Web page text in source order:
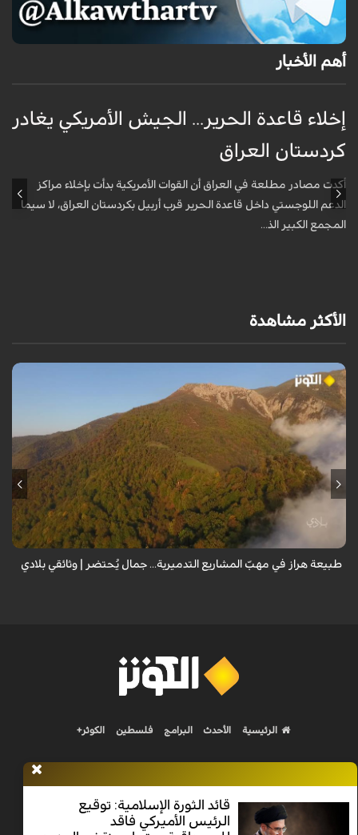
أهم الأخبار
إخلاء قاعدة الحرير... الجيش الأمريكي يغادر
كردستان العراق
أكدت مصادر مطلعة في العراق أن القوات الأمريكية بدأت بإخلاء مراكز
الدعم اللوجستي داخل قاعدة الحرير قرب أربيل بكردستان العراق، لا سيما
المجمع الكبير الذ...
الأكثر مشاهدة
من قلب طبيعة هراز التي كانت يوماً من أجمل الموائل الطبيعية في إيران، يحذر
المعد من كارثة بيئية: "وحش الأعمال والمشاريع التدميرية تنهش بجسم
طبيعة هراز في مهبّ المشاريع التدميرية... جمال يُحتضر | وثائقي بلادي
قائد الثورة الإسلامية: توقيع
الرئيس الأميركي فاقد
الرئيسية الأحدث البرامج فلسطين الكوثر+
Nilesat 11900 V | Badr 8 11747 V | Badr5 12284 V